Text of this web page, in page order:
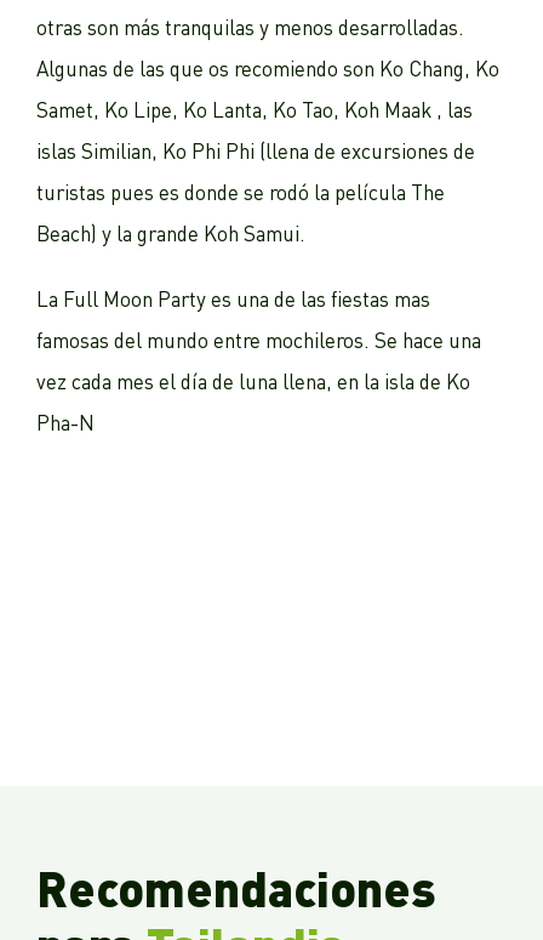
otras son más tranquilas y menos desarrolladas.
Algunas de las que os recomiendo son Ko Chang, Ko
Samet, Ko Lipe, Ko Lanta, Ko Tao, Koh Maak , las
islas Similian, Ko Phi Phi (llena de excursiones de
turistas pues es donde se rodó la película The
Beach) y la grande Koh Samui.
La Full Moon Party es una de las fiestas mas
famosas del mundo entre mochileros. Se hace una
vez cada mes el día de luna llena, en la isla de Ko
Pha-N
Recomendaciones